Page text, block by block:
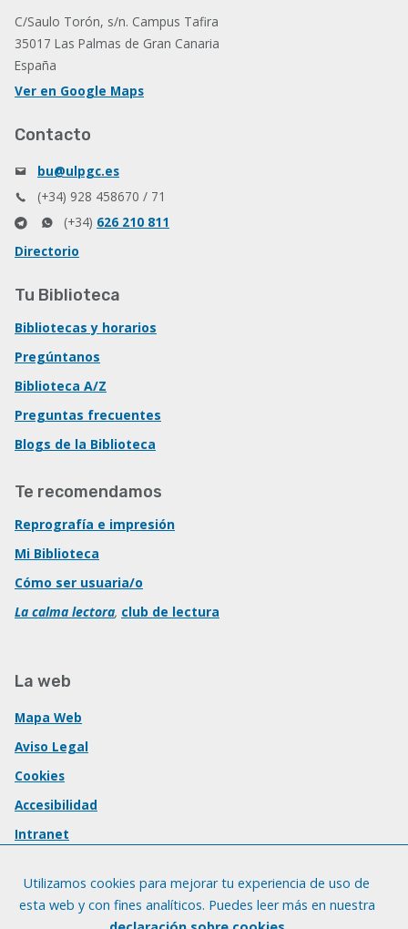
C/Saulo Torón, s/n. Campus Tafira
35017 Las Palmas de Gran Canaria
España
Ver en Google Maps
Contacto
bu@ulpgc.es
(+34) 928 458670 / 71
(+34) 626 210 811
Directorio
Tu Biblioteca
Bibliotecas y horarios
Pregúntanos
Biblioteca A/Z
Preguntas frecuentes
Blogs de la Biblioteca
Te recomendamos
Reprografía e impresión
Mi Biblioteca
Cómo ser usuaria/o
La calma lectora, club de lectura
La web
Mapa Web
Aviso Legal
Cookies
Accesibilidad
Intranet
Utilizamos cookies para mejorar tu experiencia de uso de
esta web y con fines analíticos. Puedes leer más en nuestra